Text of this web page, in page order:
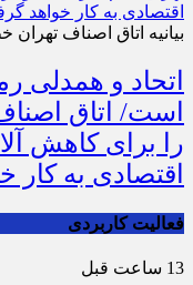
بیانیه اتاق اصناف
اتحاد و همدلی
است/ اتاق
را برای کاهش
اقتصادی به
فعالیت کاربردی
13 ساعت قبل